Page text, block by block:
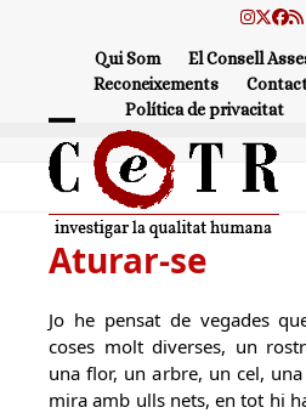
Qui Som El Consell
Reconeixements
Política de privacitat
Open
mobile
menu
Close
mobile
menu
Aturar-se
Jo he pensat de vegades
coses molt diverses, un
una flor, un arbre, un cel,
mira amb ulls nets, en tot hi